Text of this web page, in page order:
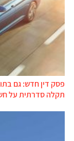
פסק דין חדש: גם
תקלה סדרתית על